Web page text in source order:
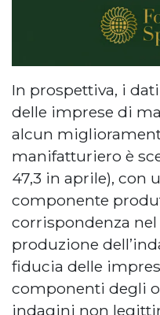
In prospettiva, i
delle imprese di
alcun
manifatturiero è
47,3 in aprile), con
componente
corrispondenza
produzione
fiducia delle
componenti degli
indagini non